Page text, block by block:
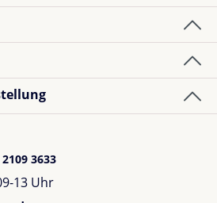
3633
13 Uhr